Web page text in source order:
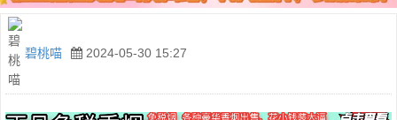
碧桃喵 2024-05-30 15:27